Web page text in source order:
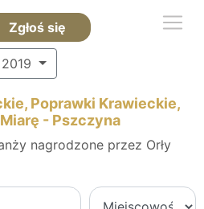
Zgłoś się
2019
Poprawki Krawieckie,
- Pszczyna
nagrodzone przez Orły